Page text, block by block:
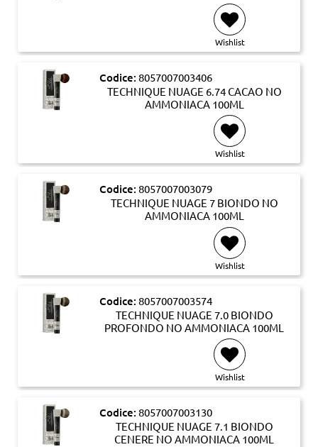
Wishlist
Codice: 8057007003406
TECHNIQUE NUAGE 6.74 CACAO NO
AMMONIACA 100ML
Wishlist
Codice: 8057007003079
TECHNIQUE NUAGE 7 BIONDO NO
AMMONIACA 100ML
Wishlist
Codice: 8057007003574
TECHNIQUE NUAGE 7.0 BIONDO
PROFONDO NO AMMONIACA 100ML
Wishlist
Codice: 8057007003130
TECHNIQUE NUAGE 7.1 BIONDO
CENERE NO AMMONIACA 100ML